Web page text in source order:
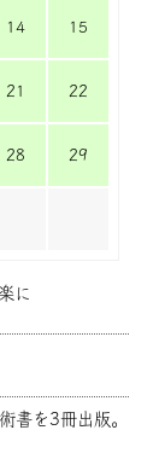
14 15
21 22
28 29
に
書を3冊出版。